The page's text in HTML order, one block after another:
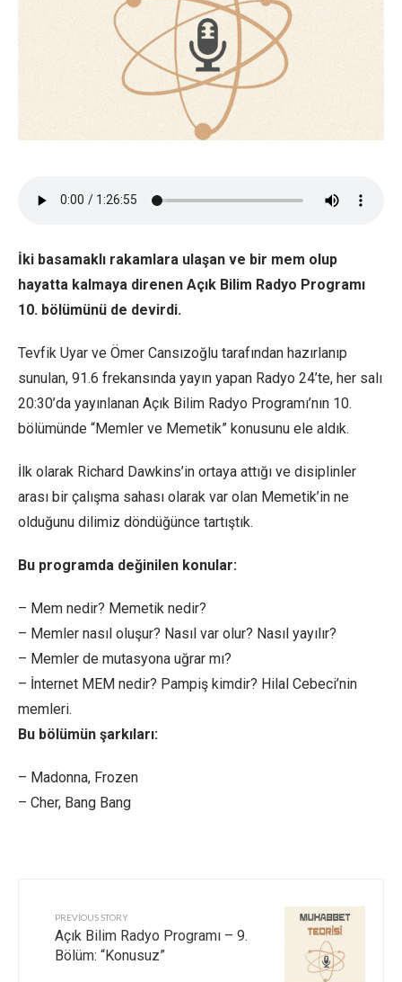
İki basamaklı rakamlara ulaşan ve bir mem olup
hayatta kalmaya direnen Açık Bilim Radyo Programı
10. bölümünü de devirdi.
Tevfik Uyar ve Ömer Cansızoğlu tarafından hazırlanıp
sunulan, 91.6 frekansında yayın yapan Radyo 24’te, her salı
20:30’da yayınlanan Açık Bilim Radyo Programı’nın 10.
bölümünde “Memler ve Memetik” konusunu ele aldık.
İlk olarak Richard Dawkins’in ortaya attığı ve disiplinler
arası bir çalışma sahası olarak var olan Memetik’in ne
olduğunu dilimiz döndüğünce tartıştık.
Bu programda değinilen konular:
– Mem nedir? Memetik nedir?
– Memler nasıl oluşur? Nasıl var olur? Nasıl yayılır?
– Memler de mutasyona uğrar mı?
– İnternet MEM nedir? Pampiş kimdir? Hilal Cebeci’nin
memleri.
Bu bölümün şarkıları:
– Madonna, Frozen
– Cher, Bang Bang
PREVIOUS STORY
Açık Bilim Radyo Programı – 9.
Bölüm: “Konusuz”